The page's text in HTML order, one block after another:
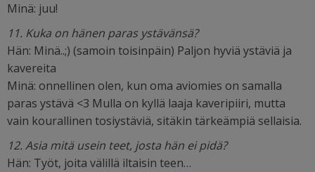
Minä: juu!
11. Kuka on hänen paras ystävänsä?
Hän: Minä..;) (samoin toisinpäin) Paljon hyviä ystäviä ja
kavereita
Minä: onnellinen olen, kun oma aviomies on samalla
paras ystävä <3 Mulla on kyllä laaja kaveripiiri, mutta
vain kourallinen tosiystäviä, sitäkin tärkeämpiä sellaisia.
12. Asia mitä usein teet, josta hän ei pidä?
Hän: Työt, joita välillä iltaisin teen…